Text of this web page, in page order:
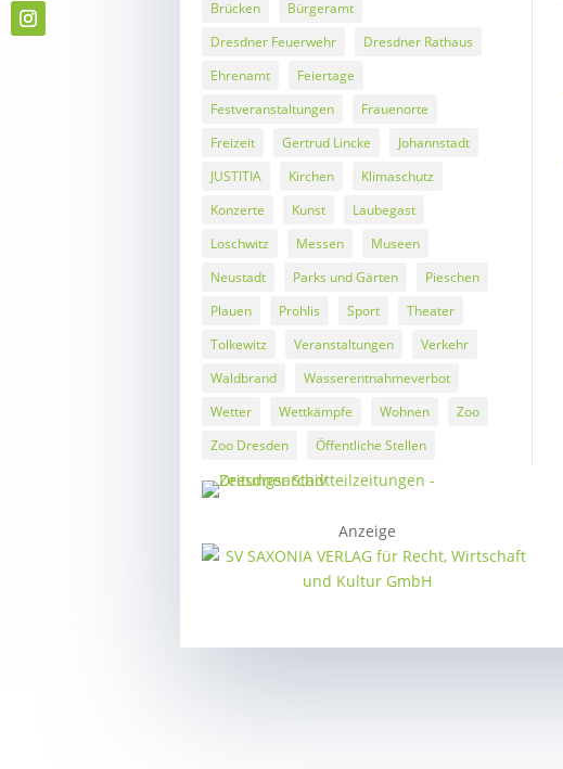
Brücken
Bürgeramt
Dresdner Feuerwehr
Dresdner Rathaus
Ehrenamt
Feiertage
Festveranstaltungen
Frauenorte
Freizeit
Gertrud Lincke
Johannstadt
JUSTITIA
Kirchen
Klimaschutz
Konzerte
Kunst
Laubegast
Loschwitz
Messen
Museen
Neustadt
Parks und Gärten
Pieschen
Plauen
Prohlis Sport
Theater
Tolkewitz
Veranstaltungen
Verkehr
Waldbrand
Wasserentnahmeverbot
Wetter
Wettkämpfe Wohnen
Zoo
Zoo Dresden
Öffentliche Stellen
Anzeige